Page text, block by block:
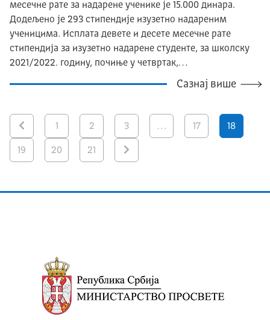
месечне рате за надарене ученике је 15.000 динара.
Додељено је 293 стипендије изузетно надареним
ученицима. Исплата девете и десете месечне рате
стипендија за изузетно надарене студенте, за школску
2021/2022. годину, почиње у четвртак,…
Сазнај више
1 2 3 … 17 18
19 20 21